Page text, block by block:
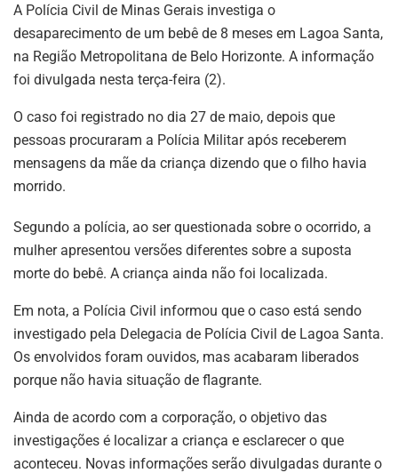
A Polícia Civil de Minas Gerais investiga o
desaparecimento de um bebê de 8 meses em Lagoa Santa,
na Região Metropolitana de Belo Horizonte. A informação
foi divulgada nesta terça-feira (2).
O caso foi registrado no dia 27 de maio, depois que
pessoas procuraram a Polícia Militar após receberem
mensagens da mãe da criança dizendo que o filho havia
morrido.
Segundo a polícia, ao ser questionada sobre o ocorrido, a
mulher apresentou versões diferentes sobre a suposta
morte do bebê. A criança ainda não foi localizada.
Em nota, a Polícia Civil informou que o caso está sendo
investigado pela Delegacia de Polícia Civil de Lagoa Santa.
Os envolvidos foram ouvidos, mas acabaram liberados
porque não havia situação de flagrante.
Ainda de acordo com a corporação, o objetivo das
investigações é localizar a criança e esclarecer o que
aconteceu. Novas informações serão divulgadas durante o